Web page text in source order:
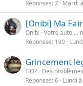
Réponses 7 Mardi
[Onibi] Ma
Onibi Votre auto ...
Réponses 190
Grincement
GOZ Des
Réponses 6 Lundi